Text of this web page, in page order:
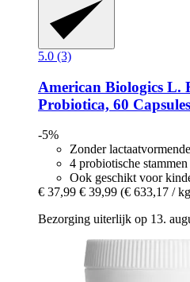
5.0 (3)
American Biologics L.
Probiotica, 60 Capsules
-5%
Zonder
4 probiotische stammen
Ook geschikt voor
€ 37,99 € 39,99 (€ 633,17 /
Bezorging uiterlijk op 13.